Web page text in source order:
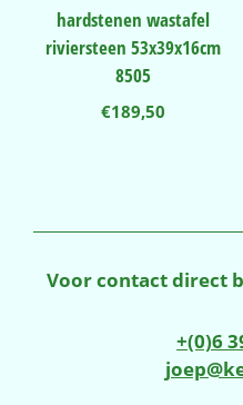
hardstenen wastafel
riviersteen 53x39x16cm
8505
€189,50
Voor contact direct
+(0)6